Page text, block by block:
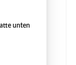
unten